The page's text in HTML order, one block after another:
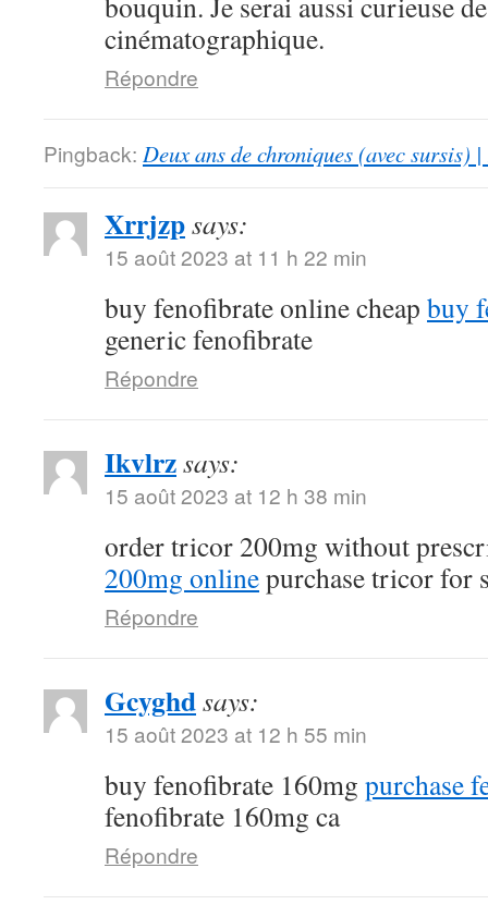
cinématographique.
Répondre
Pingback: Deux ans de chroniques (avec sursis)
Xrrjzpsays:
15 août 2023 at 11 h 22 min
buy fenofibrate online cheap buy
generic fenofibrate
Répondre
Ikvlrzsays:
15 août 2023 at 12 h 38 min
order tricor 200mg without
200mg onlinepurchase tricor for
Répondre
Gcyghdsays:
15 août 2023 at 12 h 55 min
buy fenofibrate 160mg purchase
fenofibrate 160mg ca
Répondre